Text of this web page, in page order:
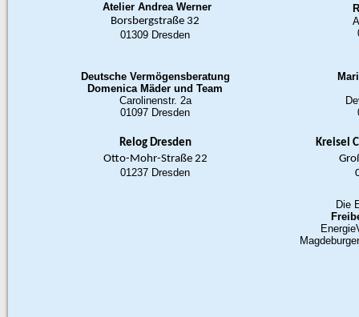
Atelier Andrea Werner
Borsbergstraße 32
01309 Dresden
Deutsche Vermögensberatung
Domenica Mäder und Team
Carolinenstr. 2a
01097 Dresden
Relog Dresden
Otto-Mohr-Straße 22
01237 Dresden
Kreisel
Die